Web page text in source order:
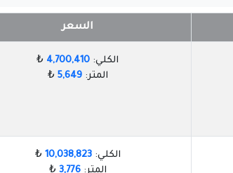
السعر
الكلي: 4,700,410
₺
المتر:5,649
₺
الكلي:10,038,823
₺
المتر:3,776
₺